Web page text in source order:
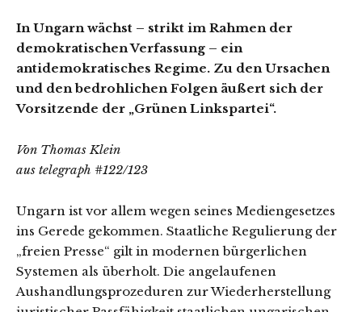
In Ungarn wächst – strikt im Rahmen der
demokratischen Verfassung – ein
antidemokratisches Regime. Zu den Ursachen
und den bedrohlichen Folgen äußert sich der
Vorsitzende der „Grünen Linkspartei“.
Von Thomas Klein
aus telegraph #122/123
Ungarn ist vor allem wegen seines Mediengesetzes
ins Gerede gekommen. Staatliche Regulierung der
„freien Presse“ gilt in modernen bürgerlichen
Systemen als überholt. Die angelaufenen
Aushandlungsprozeduren zur Wiederherstellung